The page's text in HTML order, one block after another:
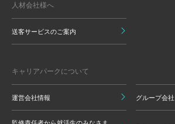
人材会社様へ
送客サービスのご案内
キャリアパークについて
運営会社情報 グループ会社